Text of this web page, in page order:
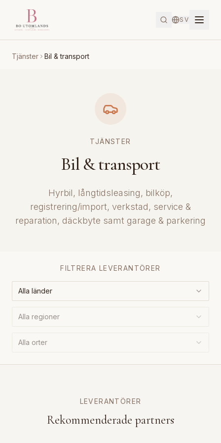
SV
Tjänster Bil & transport
TJÄNSTER
Bil & transport
Hyrbil, långtidsleasing, bilköp,
registrering/import, verkstad, service &
reparation, däckbyte samt garage & parkering
FILTRERA LEVERANTÖRER
Alla länder
Alla regioner
Alla orter
LEVERANTÖRER
Rekommenderade partners